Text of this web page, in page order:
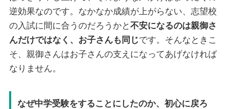
逆効果なのです。なかなか成績が上がらない、志望校
の入試に間に合うのだろうかと不安になるのは親御さ
んだけではなく、お子さんも同じです。そんなときこ
そ、親御さんはお子さんの支えになってあげなければ
なりません。
なぜ中学受験をすることにしたのか、初心に戻ろ